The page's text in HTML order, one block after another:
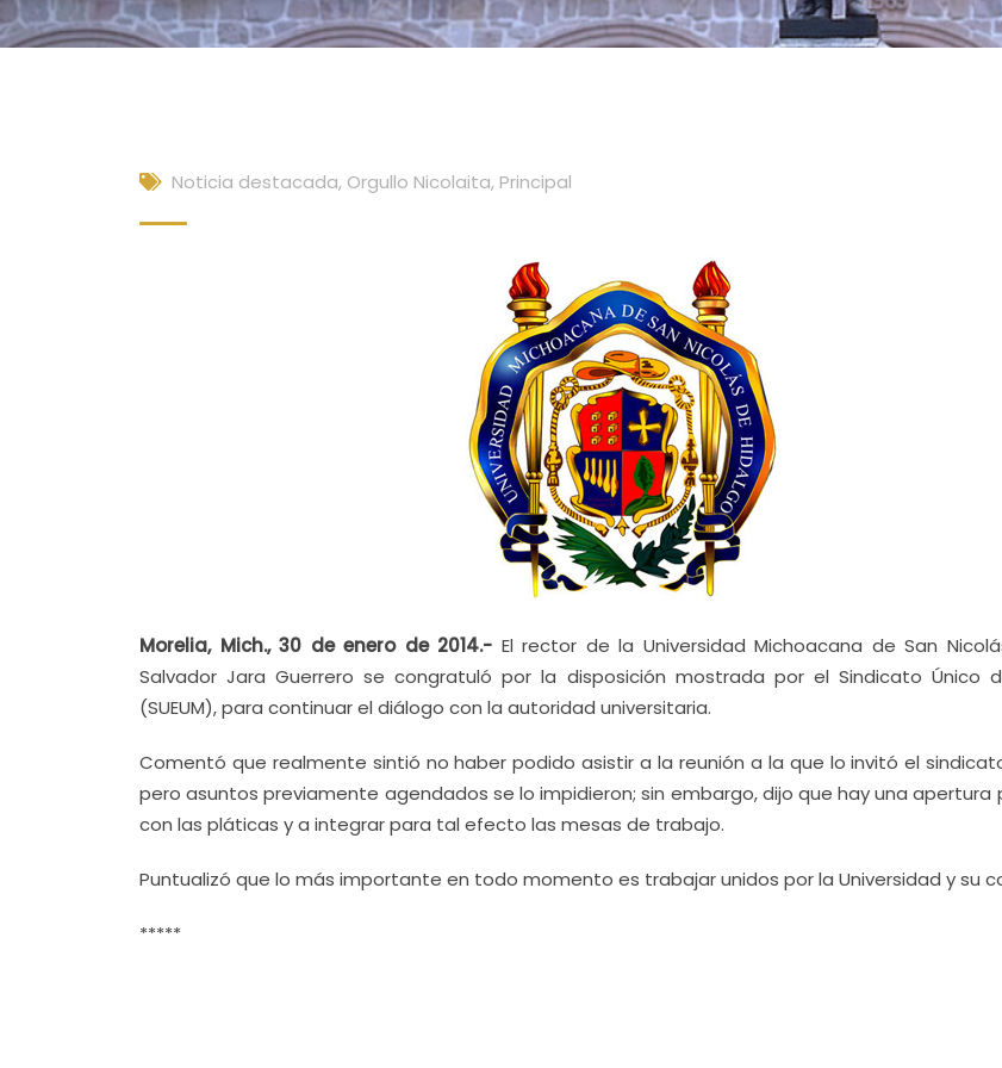
Noticia destacada, Orgullo Nicolaita, Principal
Morelia, Mich., 30 de enero de 2014.- El rector de la Universidad Michoacana de San
Salvador Jara Guerrero se congratuló por la disposición mostrada por el Sindicato Único
(SUEUM), para continuar el diálogo con la autoridad universitaria.
Comentó que realmente sintió no haber podido asistir a la reunión a la que lo invitó el
pero asuntos previamente agendados se lo impidieron; sin embargo, dijo que hay una apertura
con las pláticas y a integrar para tal efecto las mesas de trabajo.
Puntualizó que lo más importante en todo momento es trabajar unidos por la Universidad y su
*****